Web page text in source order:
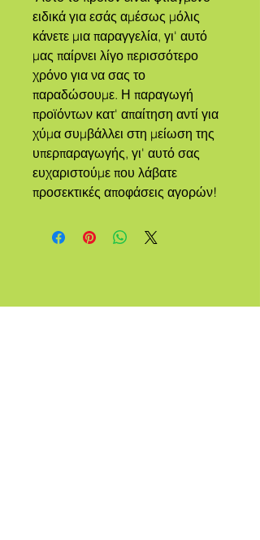
ειδικά για εσάς αμέσως μόλις
κάνετε μια παραγγελία, γι' αυτό
μας παίρνει λίγο περισσότερο
χρόνο για να σας το
παραδώσουμε. Η παραγωγή
προϊόντων κατ' απαίτηση αντί για
χύμα συμβάλλει στη μείωση της
υπερπαραγωγής, γι' αυτό σας
ευχαριστούμε που λάβατε
προσεκτικές αποφάσεις αγορών!
ΕΝΑ